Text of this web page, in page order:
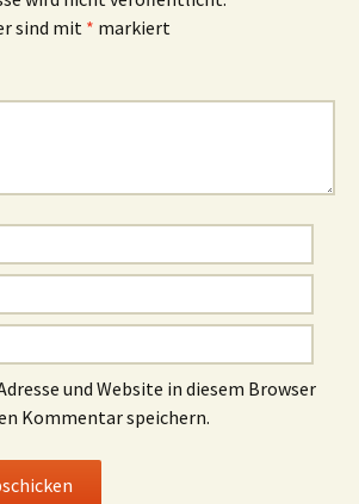
sind mit * markiert
und Website in diesem Browser
Kommentar speichern.